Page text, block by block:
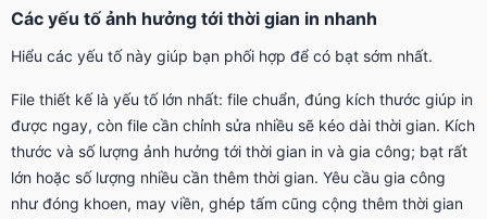
Các yếu tố ảnh hưởng tới thời gian in nhanh
Hiểu các yếu tố này giúp bạn phối hợp để có bạt sớm nhất.
File thiết kế là yếu tố lớn nhất: file chuẩn, đúng kích thước giúp in
được ngay, còn file cần chỉnh sửa nhiều sẽ kéo dài thời gian. Kích
thước và số lượng ảnh hưởng tới thời gian in và gia công; bạt rất
lớn hoặc số lượng nhiều cần thêm thời gian. Yêu cầu gia công
như đóng khoen, may viền, ghép tấm cũng cộng thêm thời gian